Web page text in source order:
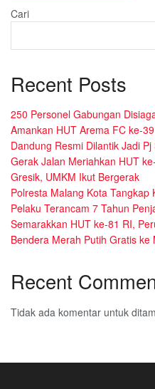
Cari
Recent Posts
250 Personel Gabungan
Amankan HUT Arema FC ke-39
Dandung Resmi Dilantik Jadi
Gerak Jalan Meriahkan HUT
Gresik, UMKM Ikut Bergerak
Polresta Malang Kota
Pelaku Terancam 7 Tahun
Semarakkan HUT ke-81 RI,
Bendera Merah Putih Gratis ke
Recent
Tidak ada komentar untuk